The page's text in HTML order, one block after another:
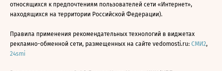
относящихся к предпочтениям пользователей сети «Интернет»,
находящихся на территории Российской Федерации).
Правила применения рекомендательных технологий в виджетах
рекламно-обменной сети, размещенных на сайте vedomosti.ru: СМИ2,
24smi